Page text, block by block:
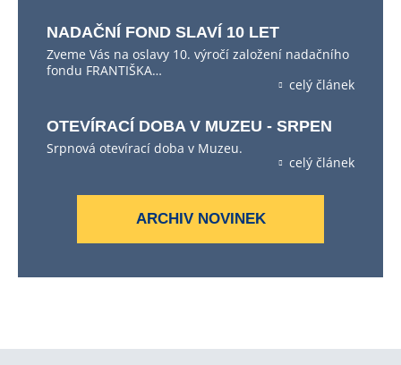
NADAČNÍ FOND SLAVÍ 10 LET
Zveme Vás na oslavy 10. výročí založení nadačního
fondu FRANTIŠKA…
celý článek
OTEVÍRACÍ DOBA V MUZEU - SRPEN
Srpnová otevírací doba v Muzeu.
celý článek
ARCHIV NOVINEK